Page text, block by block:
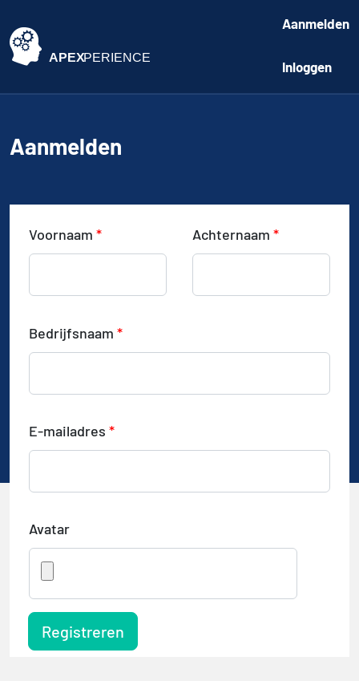
Aanmelden
Inloggen
Aanmelden
Voornaam * Achternaam *
Bedrijfsnaam *
E-mailadres *
Avatar